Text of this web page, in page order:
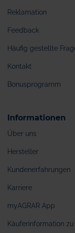
Reklamation
Feedback
Häufig gestellte
Kontakt
Bonusprogramm
Informationen
Über uns
Hersteller
Kundenerfahrungen
Karriere
myAGRAR App
Käuferinformation